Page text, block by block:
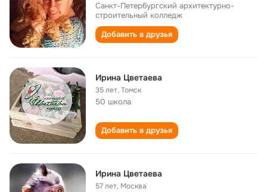
Санкт-Петербургский архитектурно-
строительный колледж
Добавить в друзья
Ирина Цветаева
35 лет,Томск
50 школа
Добавить в друзья
Ирина Цветаева
57 лет, Москва